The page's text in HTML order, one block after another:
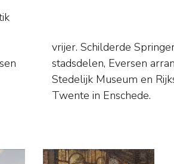
Twente in Enschede.